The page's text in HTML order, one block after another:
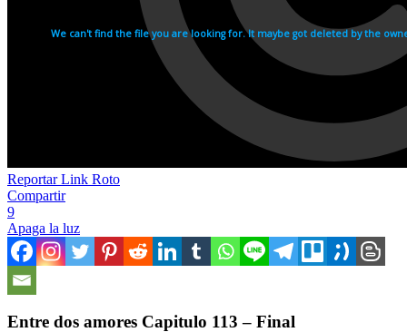
Reportar Link Roto
Compartir
9
Apaga la luz
Entre dos amores Capitulo 113 – Final